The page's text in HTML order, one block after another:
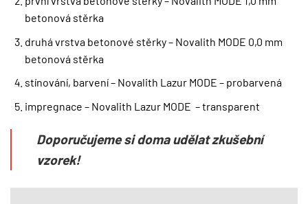
betonová stěrka
druhá vrstva betonové stěrky – Novalith MODE 0,0 mm
betonová stěrka
stínování, barvení – Novalith Lazur MODE – probarvená
impregnace – Novalith Lazur MODE – transparent
Doporučujeme si doma udělat zkušební
vzorek!